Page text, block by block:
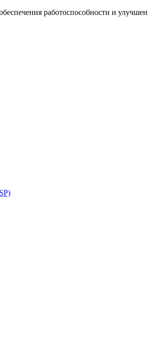
работоспособности и